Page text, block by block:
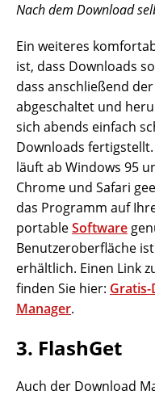
Nach dem Download
Ein weiteres
ist, dass Downloads
dass anschließend
abgeschaltet und
sich abends einfach
Downloads
läuft ab Windows 95
Chrome und Safari
das Programm auf
portableSoftware
Benutzeroberfläche
erhältlich. Einen Link
finden Sie hier:
Manager.
3. FlashGet
Auch der Download